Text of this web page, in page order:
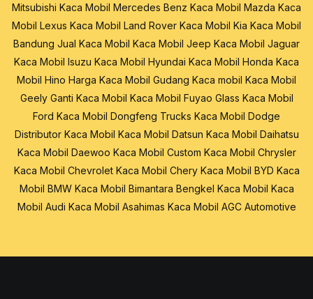
Mitsubishi Kaca Mobil Mercedes Benz Kaca Mobil Mazda Kaca
Mobil Lexus Kaca Mobil Land Rover Kaca Mobil Kia Kaca Mobil
Bandung Jual Kaca Mobil Kaca Mobil Jeep Kaca Mobil Jaguar
Kaca Mobil Isuzu Kaca Mobil Hyundai Kaca Mobil Honda Kaca
Mobil Hino Harga Kaca Mobil Gudang Kaca mobil Kaca Mobil
Geely Ganti Kaca Mobil Kaca Mobil Fuyao Glass Kaca Mobil
Ford Kaca Mobil Dongfeng Trucks Kaca Mobil Dodge
Distributor Kaca Mobil Kaca Mobil Datsun Kaca Mobil Daihatsu
Kaca Mobil Daewoo Kaca Mobil Custom Kaca Mobil Chrysler
Kaca Mobil Chevrolet Kaca Mobil Chery Kaca Mobil BYD Kaca
Mobil BMW Kaca Mobil Bimantara Bengkel Kaca Mobil Kaca
Mobil Audi Kaca Mobil Asahimas Kaca Mobil AGC Automotive